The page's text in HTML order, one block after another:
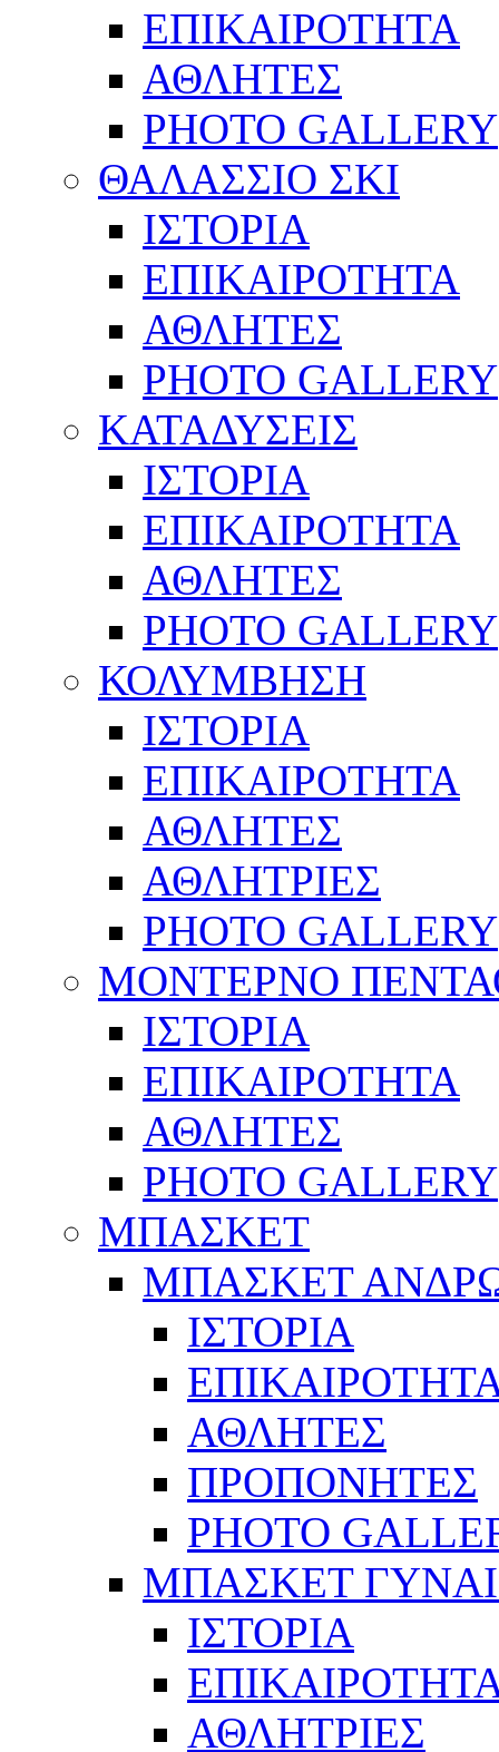
ΕΠΙΚΑΙΡΟΤΗΤΑ
ΑΘΛΗΤΕΣ
PHOTO GALLERY
ΘΑΛΑΣΣΙΟ ΣΚΙ
ΙΣΤΟΡΙΑ
ΕΠΙΚΑΙΡΟΤΗΤΑ
ΑΘΛΗΤΕΣ
PHOTO GALLERY
ΚΑΤΑΔΥΣΕΙΣ
ΙΣΤΟΡΙΑ
ΕΠΙΚΑΙΡΟΤΗΤΑ
ΑΘΛΗΤΕΣ
PHOTO GALLERY
ΚΟΛΥΜΒΗΣΗ
ΙΣΤΟΡΙΑ
ΕΠΙΚΑΙΡΟΤΗΤΑ
ΑΘΛΗΤΕΣ
ΑΘΛΗΤΡΙΕΣ
PHOTO GALLERY
ΜΟΝΤΕΡΝΟ
ΙΣΤΟΡΙΑ
ΕΠΙΚΑΙΡΟΤΗΤΑ
ΑΘΛΗΤΕΣ
PHOTO GALLERY
ΜΠΑΣΚΕΤ
ΜΠΑΣΚΕΤ
ΙΣΤΟΡΙΑ
ΑΘΛΗΤΕΣ
ΠΡΟΠΟΝΗΤΕΣ
PHOTO
ΜΠΑΣΚΕΤ
ΙΣΤΟΡΙΑ
ΑΘΛΗΤΡΙΕΣ